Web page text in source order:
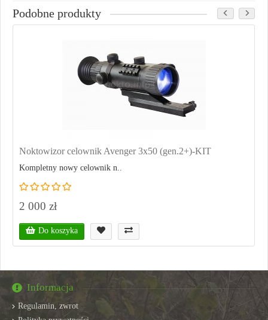
Podobne produkty
Noktowizor celownik Avenger 3x50 (gen.2+)-KIT
Kompletny nowy celownik n..
2 000 zł
Do koszyka
Informacja
Regulamin, zwrot